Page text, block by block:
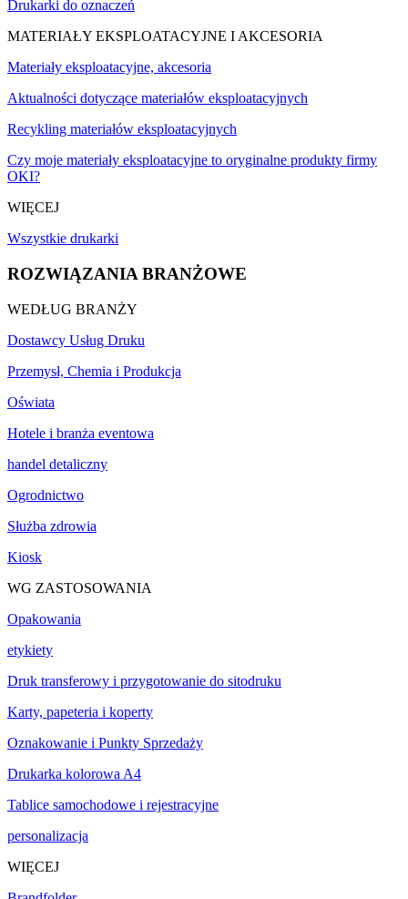
Drukarki do oznaczeń
MATERIAŁY EKSPLOATACYJNE I AKCESORIA
Materiały eksploatacyjne, akcesoria
Aktualności dotyczące materiałów eksploatacyjnych
Recykling materiałów eksploatacyjnych
Czy moje materiały eksploatacyjne to oryginalne produkty firmy
OKI?
WIĘCEJ
Wszystkie drukarki
ROZWIĄZANIA BRANŻOWE
WEDŁUG BRANŻY
Dostawcy Usług Druku
Przemysł, Chemia i Produkcja
Oświata
Hotele i branża eventowa
handel detaliczny
Ogrodnictwo
Służba zdrowia
Kiosk
WG ZASTOSOWANIA
Opakowania
etykiety
Druk transferowy i przygotowanie do sitodruku
Karty, papeteria i koperty
Oznakowanie i Punkty Sprzedaży
Drukarka kolorowa A4
Tablice samochodowe i rejestracyjne
personalizacja
WIĘCEJ